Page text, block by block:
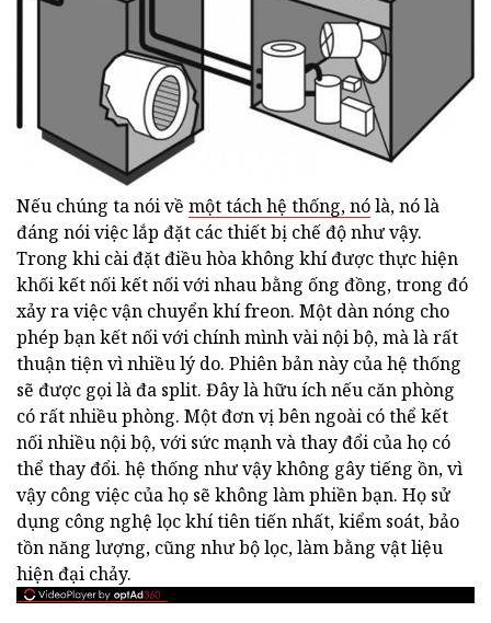
Nếu chúng ta nói về một tách hệ thống, nólà, nó là
đáng nói việc lắp đặt các thiết bị chế độ như vậy.
Trong khi cài đặt điều hòa không khí được thực hiện
khối kết nối kết nối với nhau bằng ống đồng, trong đó
xảy ra việc vận chuyển khí freon. Một dàn nóng cho
phép bạn kết nối với chính mình vài nội bộ, mà là rất
thuận tiện vì nhiều lý do. Phiên bản này của hệ thống
sẽ được gọi là đa split. Đây là hữu ích nếu căn phòng
có rất nhiều phòng. Một đơn vị bên ngoài có thể kết
nối nhiều nội bộ, với sức mạnh và thay đổi của họ có
thể thay đổi. hệ thống như vậy không gây tiếng ồn, vì
vậy công việc của họ sẽ không làm phiền bạn. Họ sử
dụng công nghệ lọc khí tiên tiến nhất, kiểm soát, bảo
tồn năng lượng, cũng như bộ lọc, làm bằng vật liệu
hiện đại chảy.